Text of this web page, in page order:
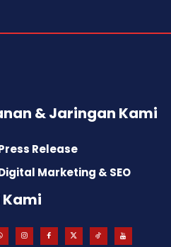
& Jaringan Kami
Release
Marketing & SEO